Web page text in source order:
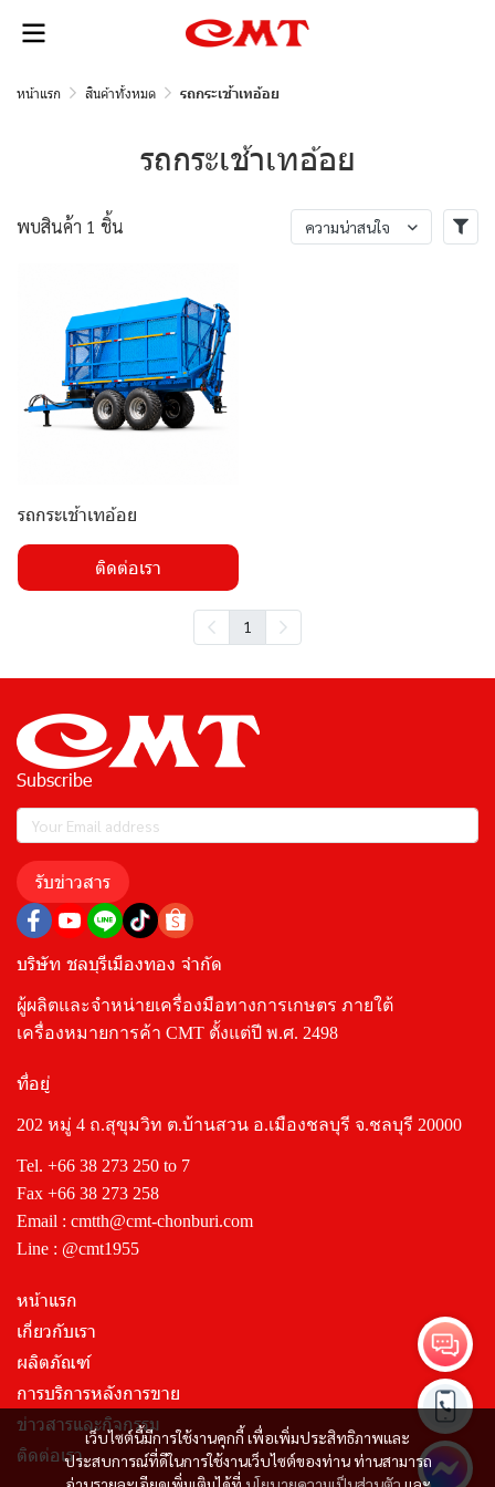
หน้าแรก สินค้าทั้งหมด รถกระเช้าเทอ้อย
รถกระเช้าเทอ้อย
พบสินค้า 1 ชิ้น ความน่าสนใจ
รถกระเช้าเทอ้อย
ติดต่อเรา
1
เว็บไซต์นี้มีการใช้งานคุกกี้ เพื่อเพิ่มประสิทธิภาพและ
ประสบการณ์ที่ดีในการใช้งานเว็บไซต์ของท่าน ท่านสามารถ
Subscribe
รับข่าวสาร
บริษัท ชลบุรีเมืองทอง จำกัด
ผู้ผลิตและจำหน่ายเครื่องมือทางการเกษตร ภายใต้
เครื่องหมายการค้า CMT ตั้งแต่ปี พ.ศ. 2498
ที่อยู่
202 หมู่ 4 ถ.สุขุมวิท ต.บ้านสวน อ.เมืองชลบุรี จ.ชลบุรี 20000
Tel. +66 38 273 250 to 7
Fax +66 38 273 258
Email : cmtth@cmt-chonburi.com
Line : @cmt1955
หน้าแรก
เกี่ยวกับเรา
ผลิตภัณฑ์
การบริการหลังการขาย
ข่าวสารและกิจกรรม
ติดต่อเรา